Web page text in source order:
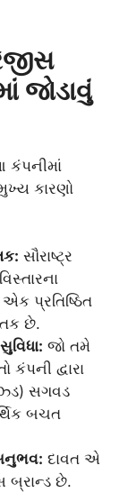
જોડાવું
કંપનીમાં
કારણો
સૌરાષ્ટ્ર
પ્રતિષ્ઠિત
છે.
જો તમે
દ્વારા
સગવડ
બચત
દાવત એ
બ્રાન્ડ છે.